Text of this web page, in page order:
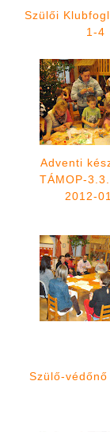
Szülői
1-4
Adventi
TÁMOP-
2012-
Szülő-